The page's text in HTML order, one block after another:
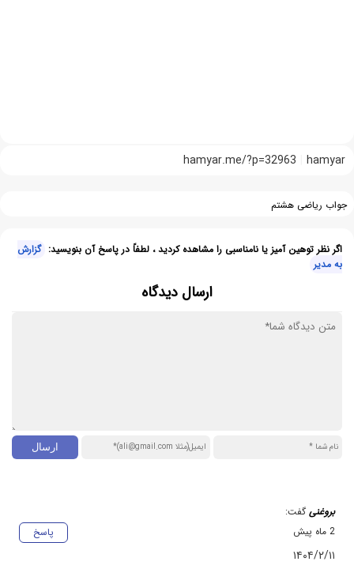
hamyar
hamyar.me/?p=32963
جواب ریاضی هشتم
اگر نظر توهین آمیز یا نامناسبی را مشاهده کردید ، لطفاً در پاسخ آن بنویسید: گزارش
به مدیر
ارسال دیدگاه
بروغنی گفت:
پاسخ
2 ماه پیش
۱۴۰۴/۲/۱۱